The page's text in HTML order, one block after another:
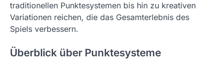
traditionellen Punktesystemen bis hin zu kreativen
Variationen reichen, die das Gesamterlebnis des
Spiels verbessern.
Überblick über Punktesysteme